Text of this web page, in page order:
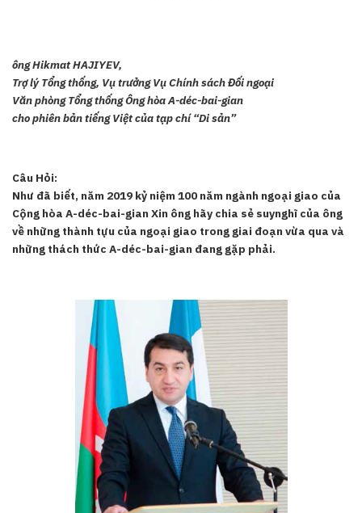
ông Hikmat HAJIYEV,
Trợ lý Tổng thống, Vụ trưởng Vụ Chính sách Đối ngoại
Văn phòng Tổng thống Ông hòa A-déc-bai-gian
cho phiên bản tiếng Việt của tạp chí “Di sản”
Câu Hỏi:
Như đã biết, năm 2019 kỷ niệm 100 năm ngành ngoại giao của
Cộng hòa A-déc-bai-gian Xin ông hãy chia sẻ suynghĩ của ông
về những thành tựu của ngoại giao trong giai đoạn vừa qua và
những thách thức A-déc-bai-gian đang gặp phải.